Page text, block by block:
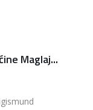
Maglaj...